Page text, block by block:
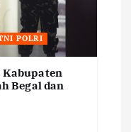
POLRI
Kabupaten
Begal dan